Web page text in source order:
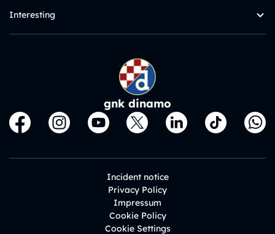
Interesting
gnk dinamo
Incident notice
Privacy Policy
Impressum
Cookie Policy
Cookie Settings